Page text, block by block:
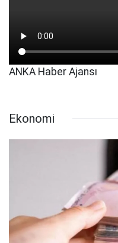
ANKA Haber Ajansı
Ekonomi